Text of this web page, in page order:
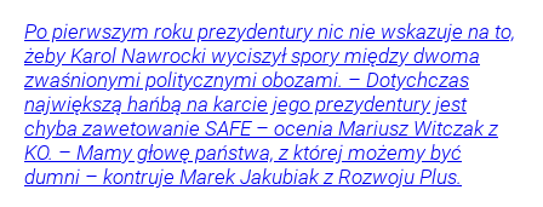
Po pierwszym roku prezydentury nic nie wskazuje na to,
żeby Karol Nawrocki wyciszył spory między dwoma
zwaśnionymi politycznymi obozami. – Dotychczas
największą hańbą na karcie jego prezydentury jest
chyba zawetowanie SAFE – ocenia Mariusz Witczak z
KO. – Mamy głowę państwa, z której możemy być
dumni – kontruje Marek Jakubiak z Rozwoju Plus.